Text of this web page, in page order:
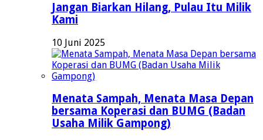
Jangan Biarkan Hilang, Pulau Itu Milik
Kami
10 Juni 2025
Menata Sampah, Menata Masa Depan
bersama Koperasi dan BUMG (Badan
Usaha Milik Gampong)